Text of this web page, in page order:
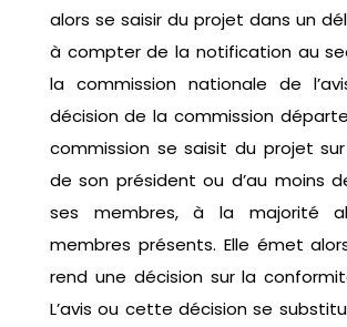
alors se saisir du projet dans un
à compter de la notification au
la commission nationale de
décision de la commission
commission se saisit du projet
de son président ou d’au moins
ses membres, à la majorité
membres présents. Elle émet
rend une décision sur la
L’avis ou cette décision se